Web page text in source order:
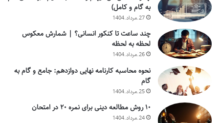
به گام و کامل)
27.مرداد.1404
چند ساعت تا کنکور انسانی؟ | شمارش معکوس
لحظه به لحظه
26.مرداد.1404
نحوه محاسبه کارنامه نهایی دوازدهم: جامع و گام به
گام
25.مرداد.1404
۱۰ روش مطالعه دینی برای نمره ۲۰ در امتحان
24.مرداد.1404